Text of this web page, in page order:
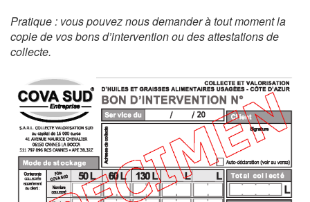
Pratique : vous pouvez nous demander à tout moment la
copie de vos bons d’intervention ou des attestations de
collecte.